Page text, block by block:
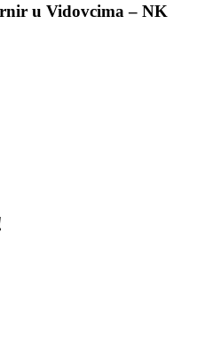
u Vidovcima – NK